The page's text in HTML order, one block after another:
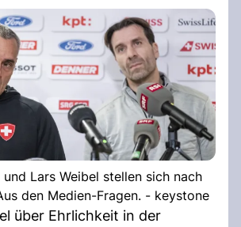
Lars Weibel stellen sich nach
den Medien-Fragen. - keystone
über Ehrlichkeit in der